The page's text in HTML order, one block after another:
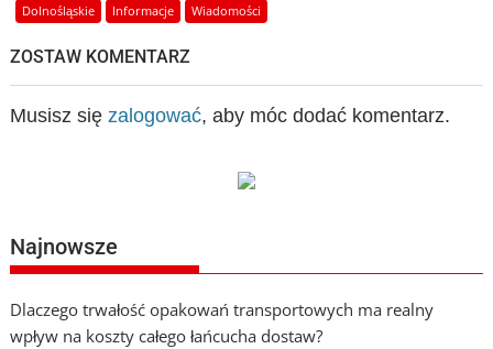
Dolnośląskie Informacje Wiadomości
ZOSTAW KOMENTARZ
Musisz się zalogować, aby móc dodać komentarz.
Najnowsze
Dlaczego trwałość opakowań transportowych ma realny
wpływ na koszty całego łańcucha dostaw?